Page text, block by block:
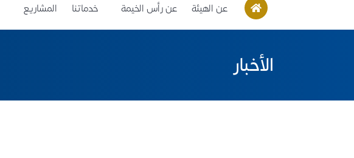
عن الهيئة عن رأس الخيمة خدماتنا المشاريع
الأخبار